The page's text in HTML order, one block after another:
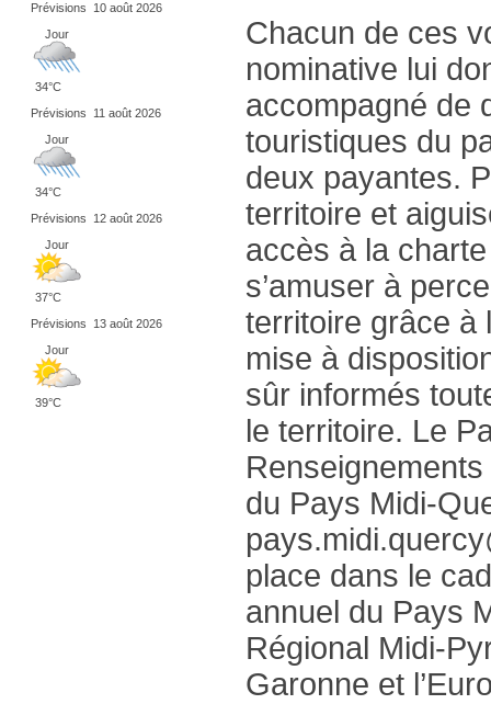
Prévisions
10 août 2026
Jour
34°C
Prévisions
11 août 2026
Jour
34°C
Prévisions
12 août 2026
Jour
37°C
Prévisions
13 août 2026
Jour
39°C
Chacun de ces
nominative lui
accompagné de
touristiques du
deux payantes.
territoire et
accès à la
s’amuser à
territoire grâce à
mise à
sûr informés
le territoire. Le
du Pays Midi-
place dans le
annuel du Pays
Régional Midi-
Garonne et